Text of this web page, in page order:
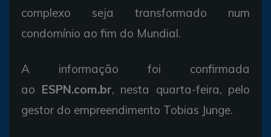
complexo seja transformado num
condomínio ao fim do Mundial.
A informação foi confirmada
ao ESPN.com.br, nesta quarta-feira, pelo
gestor do empreendimento Tobias Junge.